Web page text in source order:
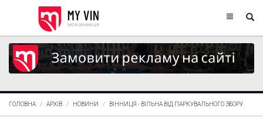
ГОЛОВНА АРХІВ НОВИНИ ВІННИЦЯ - ВІЛЬНА ВІД ПАРКУВАЛЬНОГО ЗБОРУ